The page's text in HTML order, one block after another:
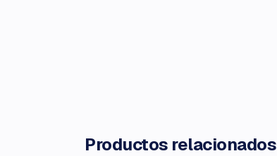
Productos relacionados